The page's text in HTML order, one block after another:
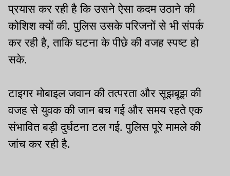
प्रयास कर रही है कि उसने ऐसा कदम उठाने की
कोशिश क्यों की. पुलिस उसके परिजनों से भी संपर्क
कर रही है, ताकि घटना के पीछे की वजह स्पष्ट हो
सके.
टाइगर मोबाइल जवान की तत्परता और सूझबूझ की
वजह से युवक की जान बच गई और समय रहते एक
संभावित बड़ी दुर्घटना टल गई. पुलिस पूरे मामले की
जांच कर रही है.